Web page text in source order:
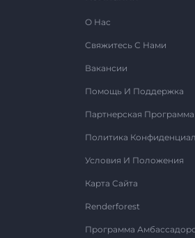
О Нас
Свяжитесь С Нами
Вакансии
Помощь И Поддержка
Партнерская Программа
Политика
Условия И Положения
Карта Сайта
Renderforest
Программа